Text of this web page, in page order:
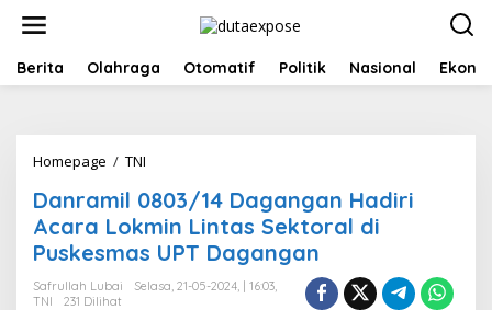
t
Berita Olahraga Otomatif Politik Nasional
Homepage / TNI
n
r
a
m
i
Danramil 0803/14 Dagangan Hadiri
Acara Lokmin Lintas Sektoral di
Puskesmas UPT Dagangan
Safrullah Lubai
Selasa, 21-05-2024, | 16:03,
TNI
231 Dilihat